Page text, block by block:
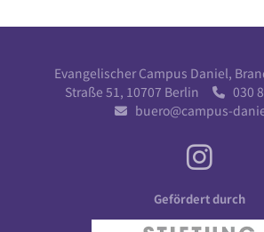
Evangelischer Campus Daniel,
Straße 51, 10707 Berlin
030
 buero@campus-
Gefördert durch